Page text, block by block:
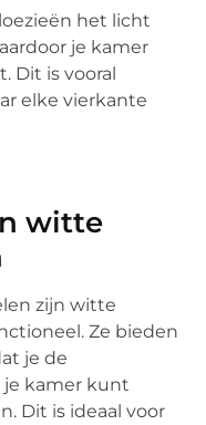
het licht
je kamer
Dit is vooral
elke vierkante
witte
zijn witte
Ze bieden
je de
kamer kunt
Dit is ideaal voor